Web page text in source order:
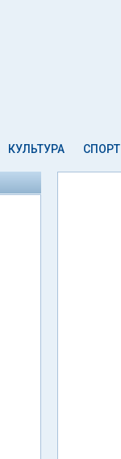
КУЛЬТУРА СПОРТ